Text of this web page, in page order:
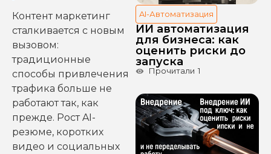
Контент маркетинг
сталкивается с новым
вызовом:
традиционные
способы привлечения
трафика больше не
работают так, как
прежде. Рост AI-
резюме, коротких
видео и социальных
AI-Автоматизация
ИИ автоматизация
для бизнеса: как
оценить риски до
запуска
Прочитали 1